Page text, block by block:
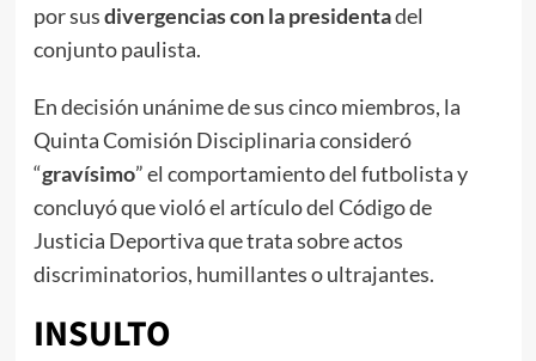
por susdivergencias con la presidentadel
conjunto paulista.
En decisión unánime de sus cinco miembros, la
Quinta Comisión Disciplinaria consideró
“gravísimo” el comportamiento del futbolista y
concluyó que violó el artículo del Código de
Justicia Deportiva que trata sobre actos
discriminatorios, humillantes o ultrajantes.
INSULTO